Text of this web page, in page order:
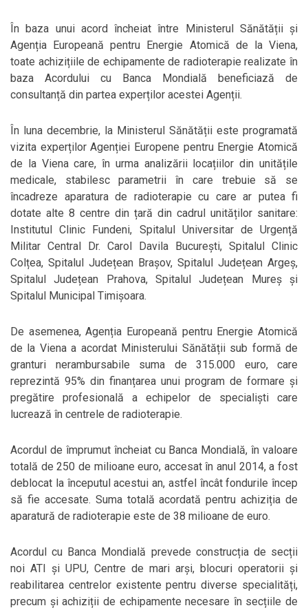
În baza unui acord încheiat între Ministerul Sănătății și
Agenția Europeană pentru Energie Atomică de la Viena,
toate achizițiile de echipamente de radioterapie realizate în
baza Acordului cu Banca Mondială beneficiază de
consultanță din partea experților acestei Agenții.
În luna decembrie, la Ministerul Sănătății este programată
vizita experților Agenției Europene pentru Energie Atomică
de la Viena care, în urma analizării locațiilor din unitățile
medicale, stabilesc parametrii în care trebuie să se
încadreze aparatura de radioterapie cu care ar putea fi
dotate alte 8 centre din țară din cadrul unităților sanitare:
Institutul Clinic Fundeni, Spitalul Universitar de Urgență
Militar Central Dr. Carol Davila București, Spitalul Clinic
Colțea, Spitalul Județean Brașov, Spitalul Județean Argeș,
Spitalul Județean Prahova, Spitalul Județean Mureș și
Spitalul Municipal Timișoara.
De asemenea, Agenția Europeană pentru Energie Atomică
de la Viena a acordat Ministerului Sănătății sub formă de
granturi nerambursabile suma de 315.000 euro, care
reprezintă 95% din finanțarea unui program de formare și
pregătire profesională a echipelor de specialiști care
lucrează în centrele de radioterapie.
Acordul de împrumut încheiat cu Banca Mondială, în valoare
totală de 250 de milioane euro, accesat în anul 2014, a fost
deblocat la începutul acestui an, astfel încât fondurile încep
să fie accesate. Suma totală acordată pentru achiziția de
aparatură de radioterapie este de 38 milioane de euro.
Acordul cu Banca Mondială prevede construcția de secții
noi ATI și UPU, Centre de mari arși, blocuri operatorii și
reabilitarea centrelor existente pentru diverse specialități,
precum și achiziții de echipamente necesare în secțiile de